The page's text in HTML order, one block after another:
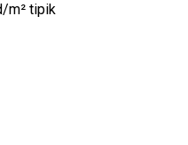
m² tipik